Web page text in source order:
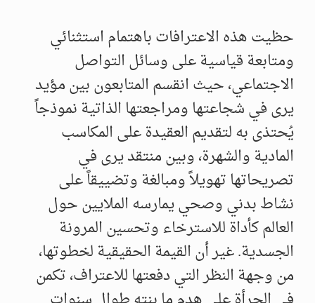
​حظيت هذه الاعترافات باهتمام استثنائي
ومتابعة قياسية على وسائل التواصل
الاجتماعي، حيث انقسم المتابعون بين مؤيد
يرى في شجاعتها ومراجعتها الذاتية نموذجاً
يُحتذى به لتقديم العقيدة على المكاسب
المادية والشهرة، وبين منتقد يرى في
تصريحاتها تهويلاً ومبالغة وتضييقاً على
نشاط بدني وصحي يمارسه الملايين حول
العالم كأداة للاسترخاء وتحسين المرونة
الجسدية. غير أن القيمة الحقيقية لخطوتها،
من وجهة النظر التي دفعتها للاعتراف، تكمن